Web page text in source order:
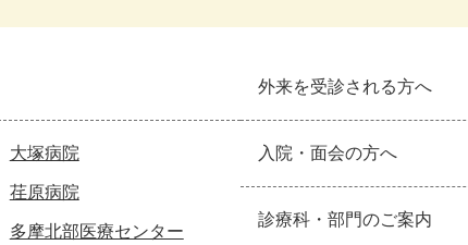
大塚病院
荏原病院
多摩北部医療センター
外来を受診される方へ
入院・面会の方へ
診療科・部門のご案内